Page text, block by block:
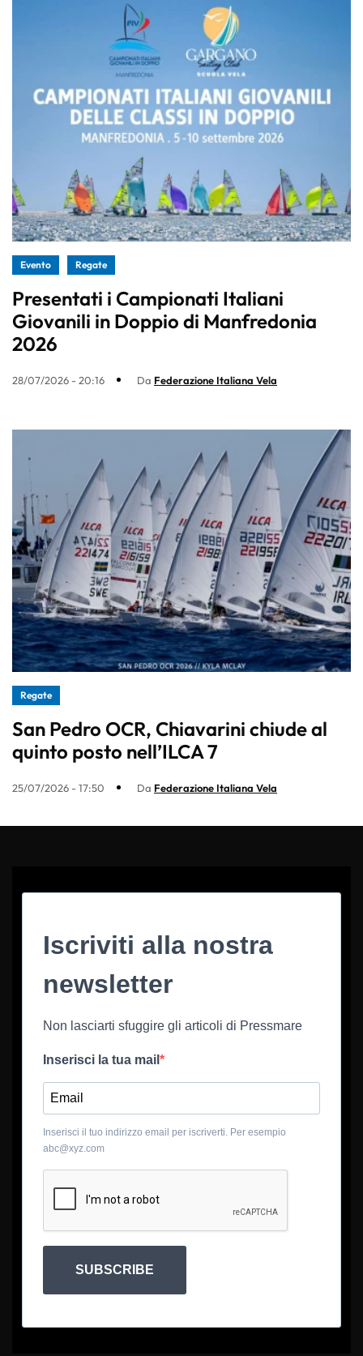
Evento Regate
Presentati i Campionati Italiani
Giovanili in Doppio di Manfredonia
2026
28/07/2026 - 20:16 Da Federazione Italiana Vela
Regate
San Pedro OCR, Chiavarini chiude al
quinto posto nell’ILCA 7
25/07/2026 - 17:50 Da Federazione Italiana Vela
Iscriviti alla nostra
newsletter
Non lasciarti sfuggire gli articoli di Pressmare
Inserisci la tua mail
Inserisci il tuo indirizzo email per iscriverti. Per esempio
abc@xyz.com
SUBSCRIBE